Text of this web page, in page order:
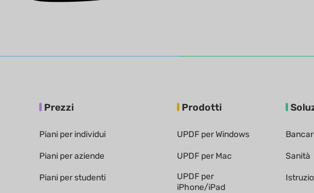
Prezzi
Piani per individui
Piani per aziende
Piani per studenti
Prodotti
UPDF per Windows
UPDF per Mac
UPDF per
iPhone/iPad
Sanità